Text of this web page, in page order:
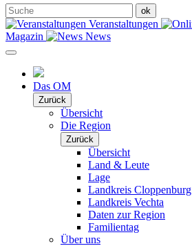
Veranstaltungen
Magazin
News
Das OM
Zurück
Übersicht
Die Region
Zurück
Übersicht
Land & Leute
Lage
Landkreis Cloppenburg
Landkreis Vechta
Daten zur Region
Familientag
Über uns